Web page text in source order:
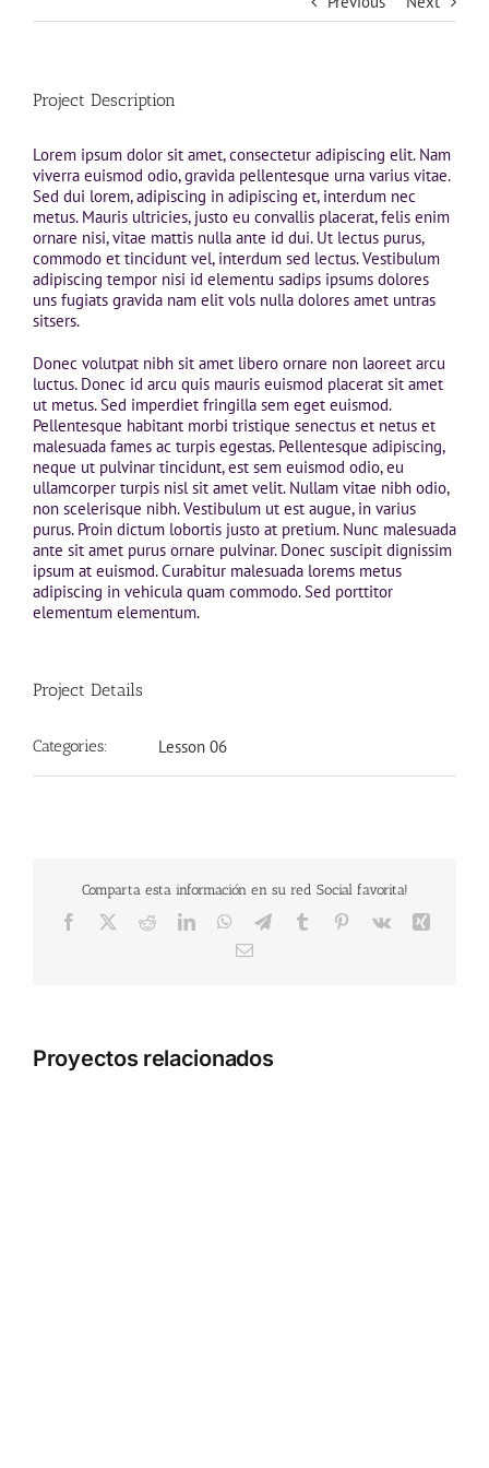
Project Description
Lorem ipsum dolor sit amet, consectetur adipiscing elit. Nam
viverra euismod odio, gravida pellentesque urna varius vitae.
Sed dui lorem, adipiscing in adipiscing et, interdum nec
metus. Mauris ultricies, justo eu convallis placerat, felis enim
ornare nisi, vitae mattis nulla ante id dui. Ut lectus purus,
commodo et tincidunt vel, interdum sed lectus. Vestibulum
adipiscing tempor nisi id elementu sadips ipsums dolores
uns fugiats gravida nam elit vols nulla dolores amet untras
sitsers.
Donec volutpat nibh sit amet libero ornare non laoreet arcu
luctus. Donec id arcu quis mauris euismod placerat sit amet
ut metus. Sed imperdiet fringilla sem eget euismod.
Pellentesque habitant morbi tristique senectus et netus et
malesuada fames ac turpis egestas. Pellentesque adipiscing,
neque ut pulvinar tincidunt, est sem euismod odio, eu
ullamcorper turpis nisl sit amet velit. Nullam vitae nibh odio,
non scelerisque nibh. Vestibulum ut est augue, in varius
purus. Proin dictum lobortis justo at pretium. Nunc malesuada
ante sit amet purus ornare pulvinar. Donec suscipit dignissim
ipsum at euismod. Curabitur malesuada lorems metus
adipiscing in vehicula quam commodo. Sed porttitor
elementum elementum.
Project Details
Categories: Lesson 06
Comparta esta información en su red Social favorita!
Facebook RedditLinkedInWhatsApp
TelegramTumblr Pinterest
Vk
Correo
Proyectos relacionados